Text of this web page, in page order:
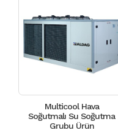
Multicool Hava
Soğutmalı Su Soğutma
Grubu Ürün